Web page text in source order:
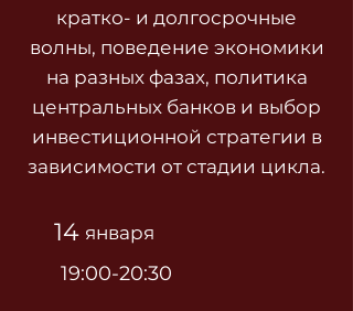
кратко- и долгосрочные
волны, поведение экономики
на разных фазах, политика
центральных банков и выбор
инвестиционной стратегии в
зависимости от стадии цикла.
14 января
19:00-20:30